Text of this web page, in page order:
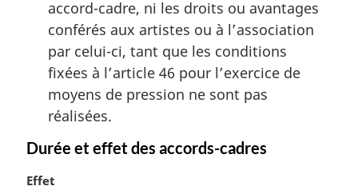
accord-cadre, ni les droits ou avantages
conférés aux artistes ou à l’association
par celui-ci, tant que les conditions
fixées à l’article 46 pour l’exercice de
moyens de pression ne sont pas
réalisées.
Durée et effet des accords-cadres
N
Effet